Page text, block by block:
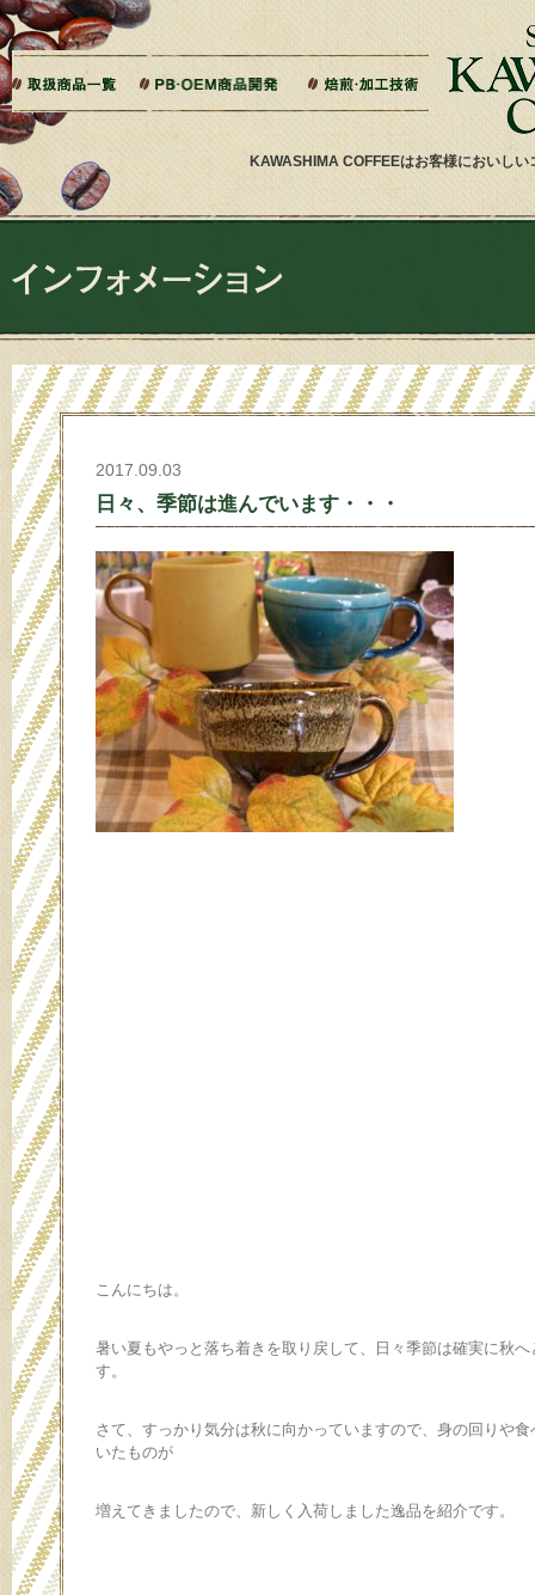
KAWASHIMA COFFEEはお客様においし
本文へジャンプ
ドリップバッグ加工
ティーバッグ加工
リキッドコーヒー加工
オーダー焙煎
パッケージデザイン・印刷
2017.09.03
日々、季節は進んでいます・・・
こんにちは。
暑い夏もやっと落ち着きを取り戻して、日々季節は確実に秋
す。
さて、すっかり気分は秋に向かっていますので、身の回りや
いたものが
増えてきましたので、新しく入荷しました逸品を紹介です。